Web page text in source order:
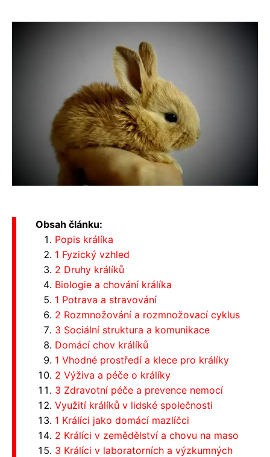
Obsah článku:
Popis králíka
1 Fyzický vzhled
2 Druhy králíků
Biologie a chování králíka
1 Potrava a stravování
2 Rozmnožování a rozmnožovací cyklus
3 Sociální struktura a komunikace
Domácí chov králíků
1 Vhodné prostředí a klece pro králíky
2 Výživa a péče o králíky
3 Zdravotní péče a prevence nemocí
Využití králíků v lidské společnosti
1 Králíci jako domácí mazlíčci
2 Králíci v zemědělství a chovu na maso
3 Králíci v laboratorních a výzkumných